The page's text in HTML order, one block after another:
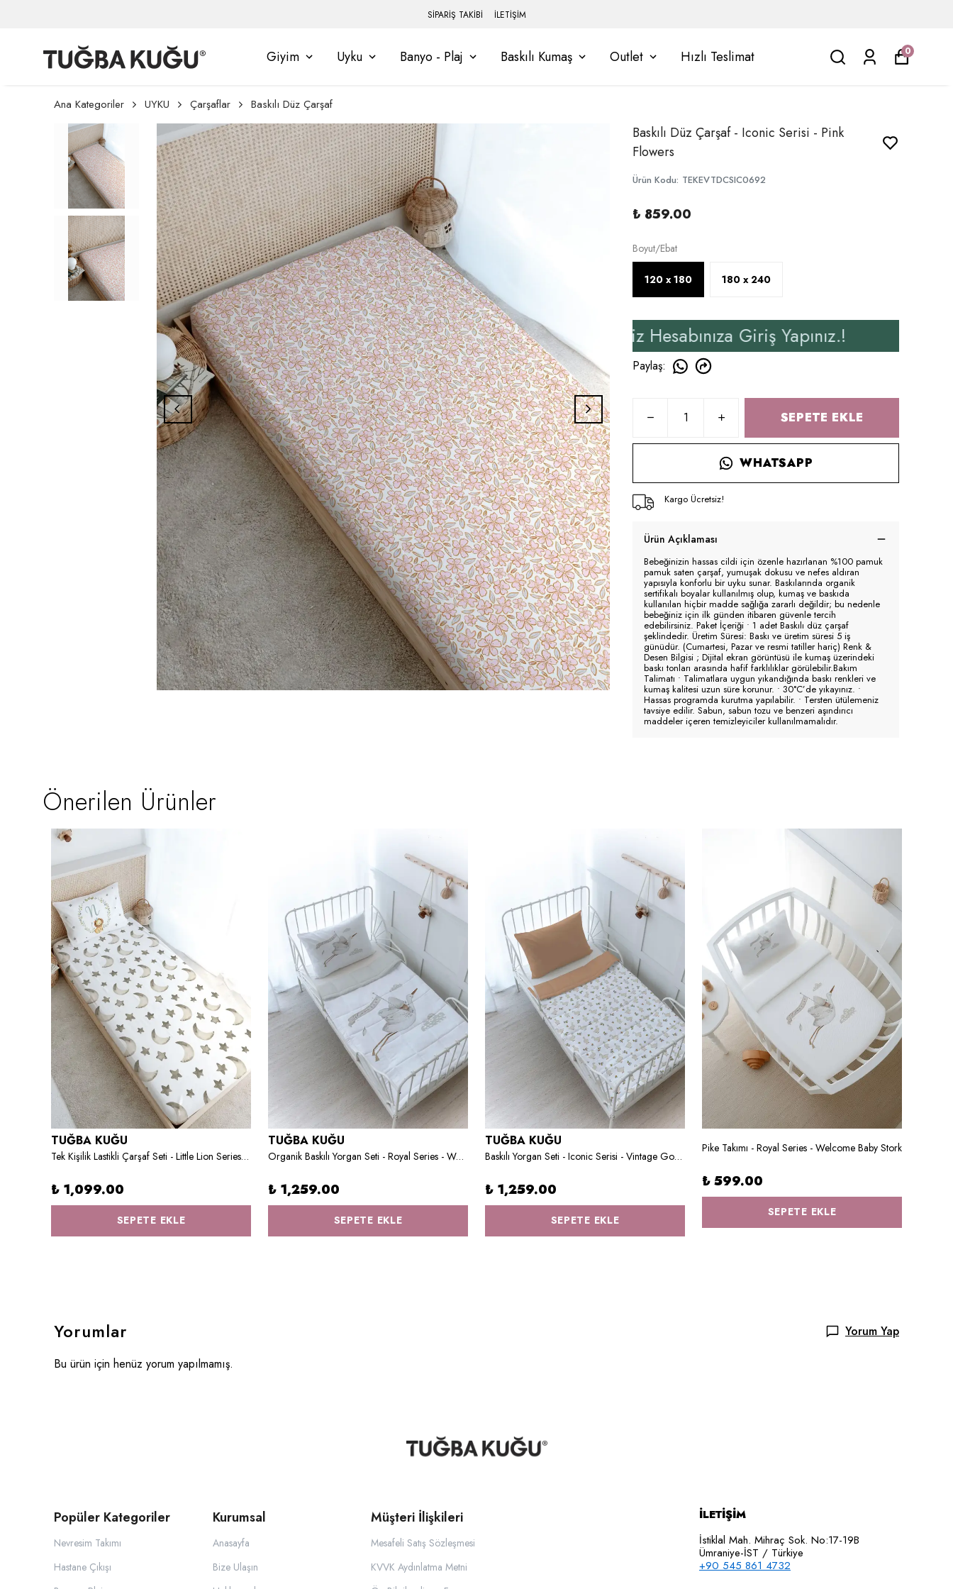
SİPARİŞ TAKİBİ İLETİŞİM
Giyim Uyku Banyo - Plaj Baskılı Kumaş Outlet Hızlı Teslimat 0
Ana Kategoriler UYKU Çarşaflar Baskılı Düz Çarşaf
Baskılı Düz Çarşaf - Iconic Serisi - Pink
Flowers
Ürün Kodu: TEKEVTDCSIC0692
₺ 859.00
Boyut/Ebat
120 x 180 180 x 240
Yararlanmak İçin Üyelik İşleminizi Tamamlayınız, Üye İseniz Hesabınıza Giriş Yapınız.!
Paylaş:
SEPETE EKLE
WHATSAPP
Kargo Ücretsiz!
Ürün Açıklaması
Bebeğinizin hassas cildi için özenle hazırlanan %100 pamuk
pamuk saten çarşaf, yumuşak dokusu ve nefes aldıran
yapısıyla konforlu bir uyku sunar. Baskılarında organik
sertifikalı boyalar kullanılmış olup, kumaş ve baskıda
kullanılan hiçbir madde sağlığa zararlı değildir; bu nedenle
bebeğiniz için ilk günden itibaren güvenle tercih
edebilirsiniz. Paket İçeriği • 1 adet Baskılı düz çarşaf
şeklindedir. Üretim Süresi: Baskı ve üretim süresi 5 iş
günüdür. (Cumartesi, Pazar ve resmi tatiller hariç) Renk &
Desen Bilgisi ; Dijital ekran görüntüsü ile kumaş üzerindeki
baskı tonları arasında hafif farklılıklar görülebilir.Bakım
Talimatı • Talimatlara uygun yıkandığında baskı renkleri ve
kumaş kalitesi uzun süre korunur. • 30°C’de yıkayınız. •
Hassas programda kurutma yapılabilir. • Tersten ütülemeniz
tavsiye edilir. Sabun, sabun tozu ve benzeri aşındırıcı
maddeler içeren temizleyiciler kullanılmamalıdır.
Önerilen Ürünler
TUĞBA KUĞU
Tek Kişilik Lastikli Çarşaf Seti - Little Lion Series - N Harfi
₺ 1,099.00
SEPETE EKLE
TUĞBA KUĞU
Organik Baskılı Yorgan Seti - Royal Series - Welcome Baby Stork
₺ 1,259.00
SEPETE EKLE
TUĞBA KUĞU
Baskılı Yorgan Seti - Iconic Serisi - Vintage Goose
₺ 1,259.00
SEPETE EKLE
Pike Takımı - Royal Series - Welcome Baby Stork
₺ 599.00
SEPETE EKLE
Yorumlar
Yorum Yap
Bu ürün için henüz yorum yapılmamış.
Popüler Kategoriler
Nevresim Takımı
Hastane Çıkışı
Kurumsal
Anasayfa
Bize Ulaşın
Müşteri İlişkileri
Mesafeli Satış Sözleşmesi
KVVK Aydınlatma Metni
İLETİŞİM
İstiklal Mah. Mihraç Sok. No:17-19B
Ümraniye-İST / Türkiye
+90 545 861 4732